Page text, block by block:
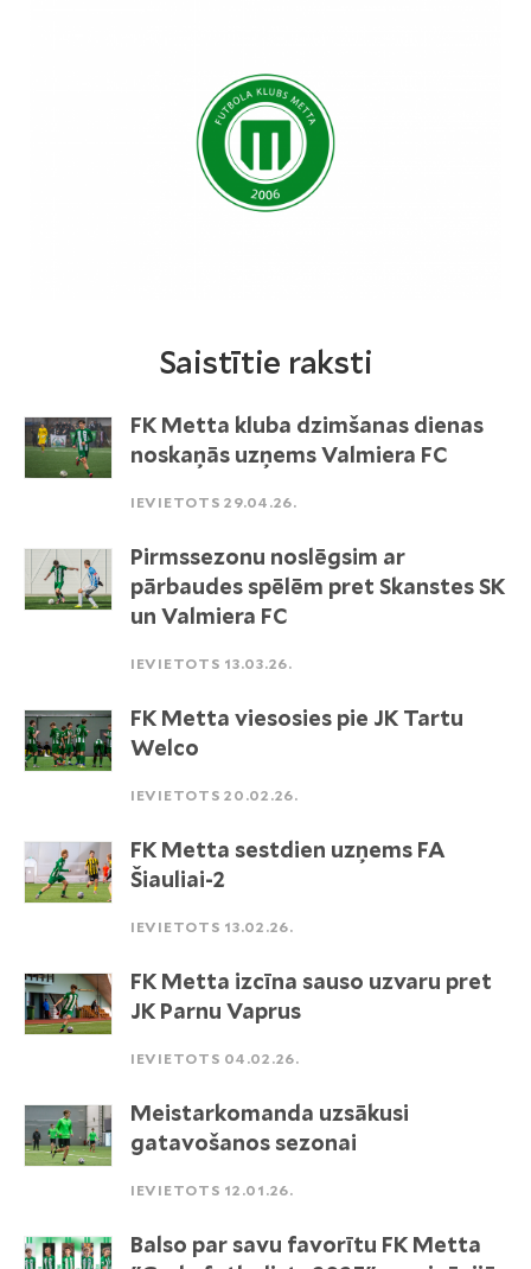
Saistītie raksti
FK Metta kluba dzimšanas dienas
noskaņās uzņems Valmiera FC
IEVIETOTS 29.04.26.
Pirmssezonu noslēgsim ar
pārbaudes spēlēm pret Skanstes SK
un Valmiera FC
IEVIETOTS 13.03.26.
FK Metta viesosies pie JK Tartu
Welco
IEVIETOTS 20.02.26.
FK Metta sestdien uzņems FA
Šiauliai-2
IEVIETOTS 13.02.26.
FK Metta izcīna sauso uzvaru pret
JK Parnu Vaprus
IEVIETOTS 04.02.26.
Meistarkomanda uzsākusi
gatavošanos sezonai
IEVIETOTS 12.01.26.
Balso par savu favorītu FK Metta